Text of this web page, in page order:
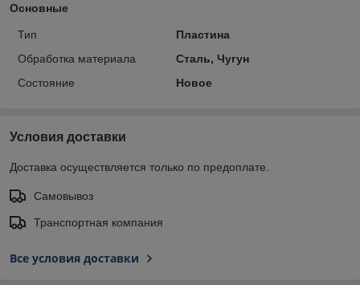
Основные
Тип
Пластина
Обработка материала
Сталь, Чугун
Состояние
Новое
Условия доставки
Доставка осуществляется только по предоплате.
Самовывоз
Транспортная компания
Все условия доставки